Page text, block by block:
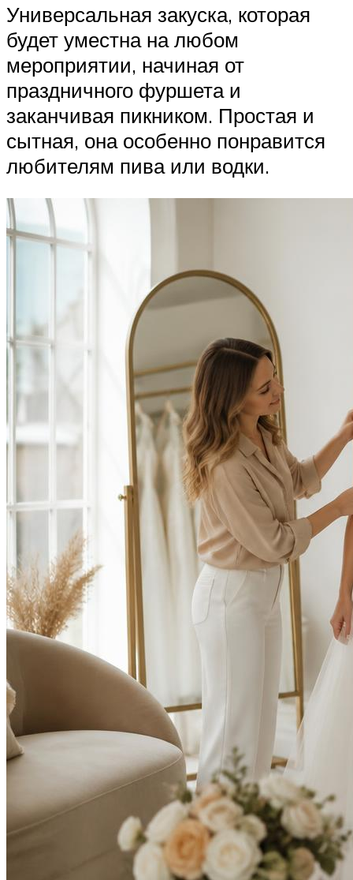
Универсальная закуска, которая
будет уместна на любом
мероприятии, начиная от
праздничного фуршета и
заканчивая пикником. Простая и
сытная, она особенно понравится
любителям пива или водки.